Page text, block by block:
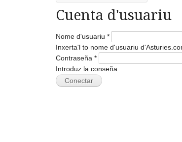
Cuenta d'usuariu
Nome d'usuariu *
Inxerta'l to nome d'usuariu
Contraseña *
Introduz la conseña.